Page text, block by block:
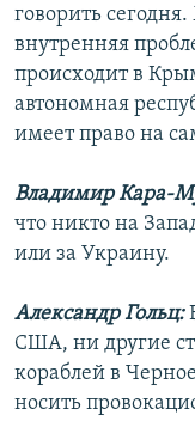
говорить
внутренняя
происходит в
автономная
имеет право на
Владимир Кара-
что никто на
или за Украину.
Александр Гольц:
США, ни другие
кораблей в
носить